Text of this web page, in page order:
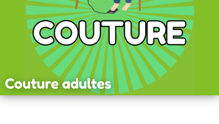
Couture adultes